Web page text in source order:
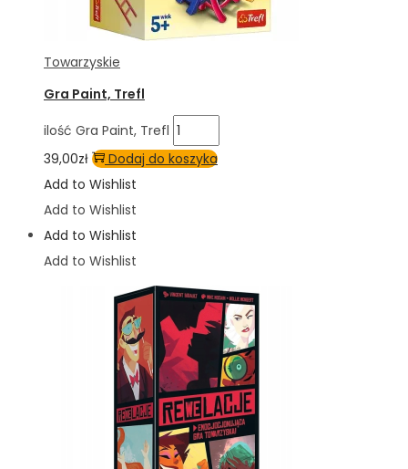
Towarzyskie
Gra Paint, Trefl
ilość Gra Paint, Trefl
39,00zł
Dodaj do koszyka
Add to Wishlist
Add to Wishlist
Add to Wishlist
Add to Wishlist